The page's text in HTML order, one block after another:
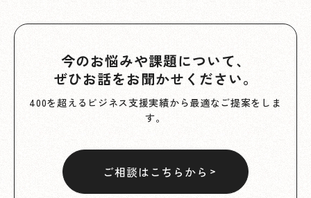
今のお悩みや課題について、
ぜひお話をお聞かせください。
400を超えるビジネス支援実績から最適なご提案をしま
す。
ご相談はこちらから